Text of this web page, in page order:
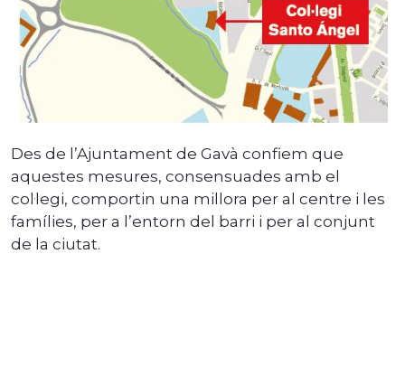
Des de l’Ajuntament de Gavà confiem que
aquestes mesures, consensuades amb el
col·legi, comportin una millora per al centre i les
famílies, per a l’entorn del barri i per al conjunt
de la ciutat.